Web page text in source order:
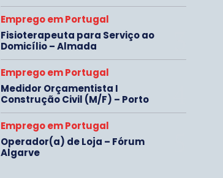
Emprego em Portugal
Fisioterapeuta para Serviço ao
Domicílio – Almada
Emprego em Portugal
Medidor Orçamentista I
Construção Civil (M/F) – Porto
Emprego em Portugal
Operador(a) de Loja – Fórum
Algarve